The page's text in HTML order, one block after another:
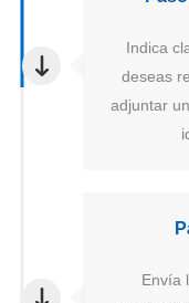
Indica
deseas
adjuntar
Envía